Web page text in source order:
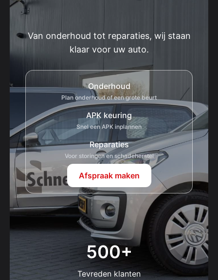
Van onderhoud tot reparaties, wij staan
klaar voor uw auto.
Onderhoud
Plan onderhoud of een grote beurt
APK keuring
Snel een APK inplannen
Reparaties
Voor storingen en schadeherstel
Afspraak maken
500+
Tevreden klanten